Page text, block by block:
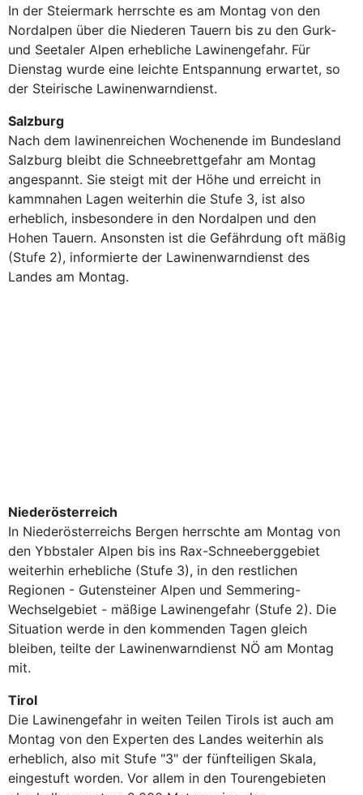
In der Steiermark herrschte es am Montag von den
Nordalpen über die Niederen Tauern bis zu den Gurk-
und Seetaler Alpen erhebliche Lawinengefahr. Für
Dienstag wurde eine leichte Entspannung erwartet, so
der Steirische Lawinenwarndienst.
Salzburg
Nach dem lawinenreichen Wochenende im Bundesland
Salzburg bleibt die Schneebrettgefahr am Montag
angespannt. Sie steigt mit der Höhe und erreicht in
kammnahen Lagen weiterhin die Stufe 3, ist also
erheblich, insbesondere in den Nordalpen und den
Hohen Tauern. Ansonsten ist die Gefährdung oft mäßig
(Stufe 2), informierte der Lawinenwarndienst des
Landes am Montag.
Niederösterreich
In Niederösterreichs Bergen herrschte am Montag von
den Ybbstaler Alpen bis ins Rax-Schneeberggebiet
weiterhin erhebliche (Stufe 3), in den restlichen
Regionen - Gutensteiner Alpen und Semmering-
Wechselgebiet - mäßige Lawinengefahr (Stufe 2). Die
Situation werde in den kommenden Tagen gleich
bleiben, teilte der Lawinenwarndienst NÖ am Montag
mit.
Tirol
Die Lawinengefahr in weiten Teilen Tirols ist auch am
Montag von den Experten des Landes weiterhin als
erheblich, also mit Stufe "3" der fünfteiligen Skala,
eingestuft worden. Vor allem in den Tourengebieten